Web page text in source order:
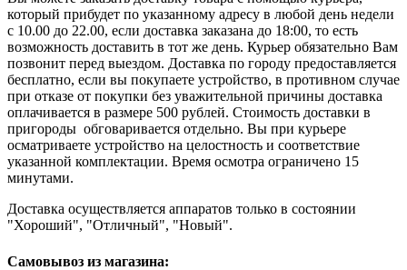
который прибудет по указанному адресу в любой день недели
с 10.00 до 22.00, если доставка заказана до 18:00, то есть
возможность доставить в тот же день. Курьер обязательно Вам
позвонит перед выездом. Доставка по городу предоставляется
бесплатно, если вы покупаете устройство, в противном случае
при отказе от покупки без уважительной причины доставка
оплачивается в размере 500 рублей. Стоимость доставки в
пригороды обговаривается отдельно. Вы при курьере
осматриваете устройство на целостность и соответствие
указанной комплектации. Время осмотра ограничено 15
минутами.
Доставка осуществляется аппаратов только в состоянии
"Хороший", "Отличный", "Новый".
Самовывоз из магазина: